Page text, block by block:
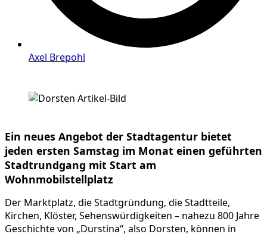
Axel Brepohl
Ein neues Angebot der Stadtagentur bietet
jeden ersten Samstag im Monat einen geführten
Stadtrundgang mit Start am
Wohnmobilstellplatz
Der Marktplatz, die Stadtgründung, die Stadtteile,
Kirchen, Klöster, Sehenswürdigkeiten – nahezu 800 Jahre
Geschichte von „Durstina“, also Dorsten, können in